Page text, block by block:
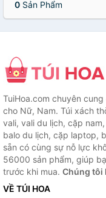
0 Sản Phẩm
TuiHoa.com chuyên
cho Nữ, Nam. Túi xách
vali, vali du lịch, cặp
balo du lịch, cặp laptop,
sẵn có cùng sự nỗ lực
56000 sản phẩm, giúp
trước khi mua. Chúng tôi
VỀ TÚI HOA